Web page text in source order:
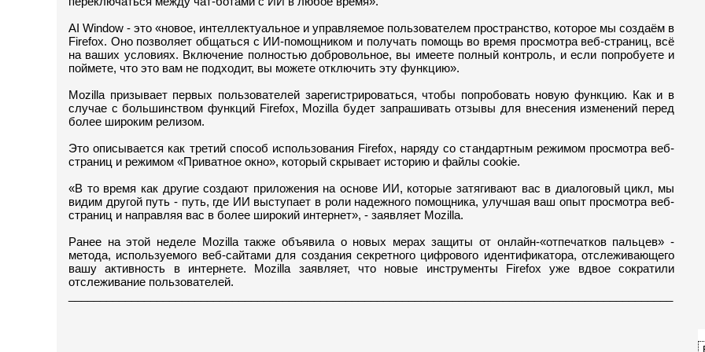
AI Window - это «новое, интеллектуальное и управляемое пользователем пространство, которое мы создаём в
Firefox. Оно позволяет общаться с ИИ-помощником и получать помощь во время просмотра веб-страниц, всё
на ваших условиях. Включение полностью добровольное, вы имеете полный контроль, и если попробуете и
поймете, что это вам не подходит, вы можете отключить эту функцию».
Mozilla призывает первых пользователей зарегистрироваться, чтобы попробовать новую функцию. Как и в
случае с большинством функций Firefox, Mozilla будет запрашивать отзывы для внесения изменений перед
более широким релизом.
Это описывается как третий способ использования Firefox, наряду со стандартным режимом просмотра веб-
страниц и режимом «Приватное окно», который скрывает историю и файлы cookie.
«В то время как другие создают приложения на основе ИИ, которые затягивают вас в диалоговый цикл, мы
видим другой путь - путь, где ИИ выступает в роли надежного помощника, улучшая ваш опыт просмотра веб-
страниц и направляя вас в более широкий интернет», - заявляет Mozilla.
Ранее на этой неделе Mozilla также объявила о новых мерах защиты от онлайн-«отпечатков пальцев» -
метода, используемого веб-сайтами для создания секретного цифрового идентификатора, отслеживающего
вашу активность в интернете. Mozilla заявляет, что новые инструменты Firefox уже вдвое сократили
отслеживание пользователей.